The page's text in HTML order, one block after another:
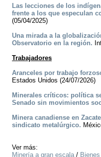
Las lecciones de los
frente a los que especulan
(05/04/2025)
Una mirada a la
Observatorio en la región.
Trabajadores
Aranceles por trabajo
Estados Unidos (24/07/2026)
Minerales críticos: política
Senado sin movimientos
Minera canadiense en
sindicato metalúrgico.
Ver más:
Minería a gran escala/